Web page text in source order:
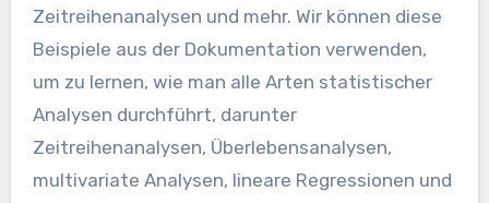
Zeitreihenanalysen und mehr. Wir können diese
Beispiele aus der Dokumentation verwenden,
um zu lernen, wie man alle Arten statistischer
Analysen durchführt, darunter
Zeitreihenanalysen, Überlebensanalysen,
multivariate Analysen, lineare Regressionen und